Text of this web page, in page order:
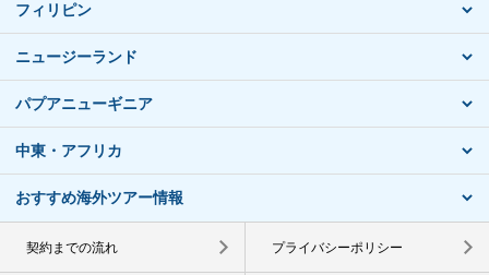
フィリピン
ニュージーランド
パプアニューギニア
中東・アフリカ
おすすめ海外ツアー情報
契約までの流れ プライバシーポリシー